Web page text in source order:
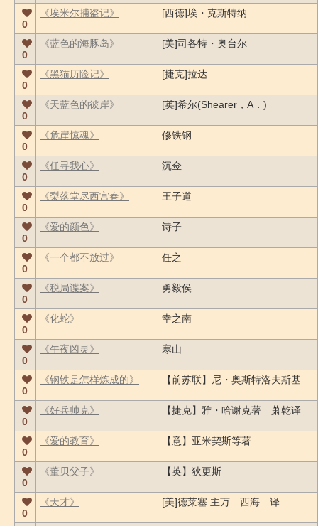
0
《埃米尔捕盗记》 [西德]埃・克斯特纳
0
《蓝色的海豚岛》 [美]司各特・奥台尔
0
《黑猫历险记》 [捷克]拉达
0
《天蓝色的彼岸》 [英]希尔(Shearer，A．)
0
《危崖惊魂》 修铁钢
0
《任寻我心》 沉佥
0
《梨落堂尽西宫春》 王子道
0
《爱的颜色》 诗子
0
《一个都不放过》 任之
0
《税局谍案》 勇毅侯
0
《化蛇》 幸之南
0
《午夜凶灵》 寒山
0
《钢铁是怎样炼成的》 【前苏联】尼・奥斯特洛夫斯基
0
《好兵帅克》 【捷克】雅・哈谢克著 萧乾译
0
《爱的教育》 【意】亚米契斯等著
0
《董贝父子》 【英】狄更斯
0
《天才》 [美]德莱塞 主万 西海 译